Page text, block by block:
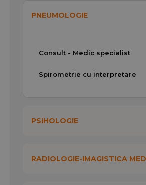
PNEUMOLOGIE
Consult - Medic specialist
Spirometrie cu interpretare
PSIHOLOGIE
RADIOLOGIE-IMAGISTICA